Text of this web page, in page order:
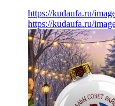
https://kudaufa.ru/
https://kudaufa.ru/